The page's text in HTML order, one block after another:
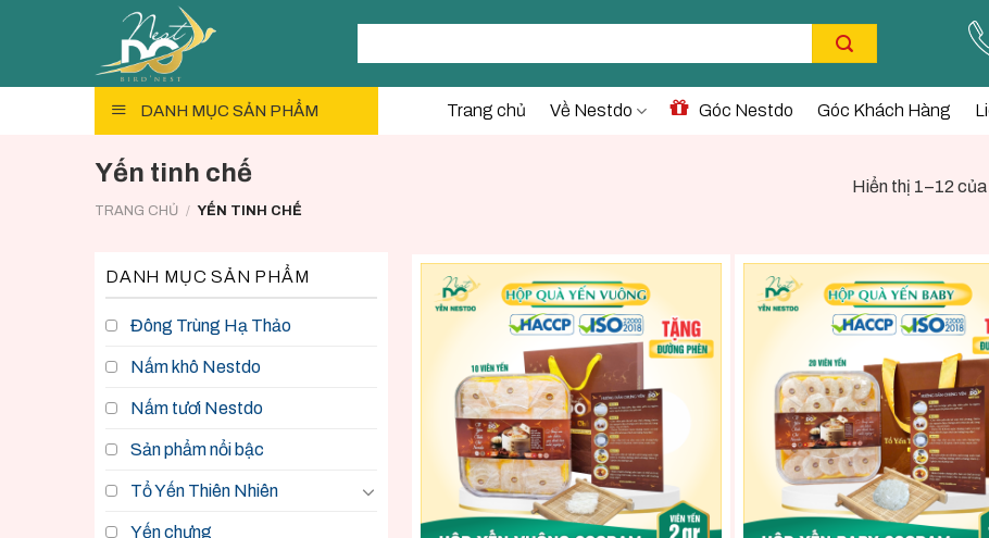
DANH MỤC SẢN PHẨM Trang chủ Về Nestdo Góc Nestdo Góc Khách Hàng
Yến tinh chế
TRANG CHỦ / YẾN TINH CHẾ
Hiển thị 1–12
DANH MỤC SẢN PHẨM
Đông Trùng Hạ Thảo
Nấm khô Nestdo
Nấm tươi Nestdo
Sản phẩm nổi bậc
Tổ Yến Thiên Nhiên
Yến chưng